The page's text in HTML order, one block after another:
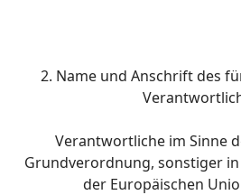
2. Name und Anschrift des
Verantwortliche im Sinne
Grundverordnung, sonstiger
der Europäischen